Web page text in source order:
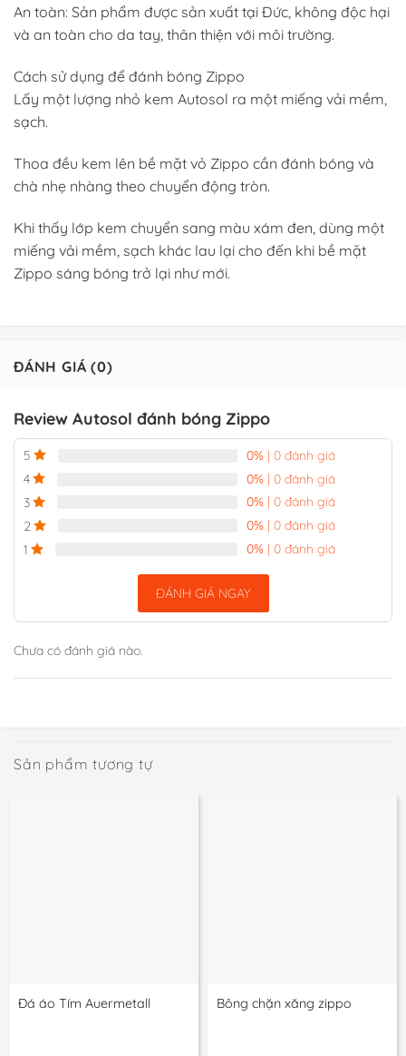
An toàn: Sản phẩm được sản xuất tại Đức, không độc hại
và an toàn cho da tay, thân thiện với môi trường.
Cách sử dụng để đánh bóng Zippo
Lấy một lượng nhỏ kem Autosol ra một miếng vải mềm,
sạch.
Thoa đều kem lên bề mặt vỏ Zippo cần đánh bóng và
chà nhẹ nhàng theo chuyển động tròn.
Khi thấy lớp kem chuyển sang màu xám đen, dùng một
miếng vải mềm, sạch khác lau lại cho đến khi bề mặt
Zippo sáng bóng trở lại như mới.
ĐÁNH GIÁ (0)
Review Autosol đánh bóng Zippo
5 0% | 0 đánh giá
4
0% | 0 đánh giá
3
0% | 0 đánh giá
2
0% | 0 đánh giá
1
0% | 0 đánh giá
ĐÁNH GIÁ NGAY
Chưa có đánh giá nào.
Sản phẩm tương tự
Đá áo Tím Auermetall Bông chặn xăng zippo